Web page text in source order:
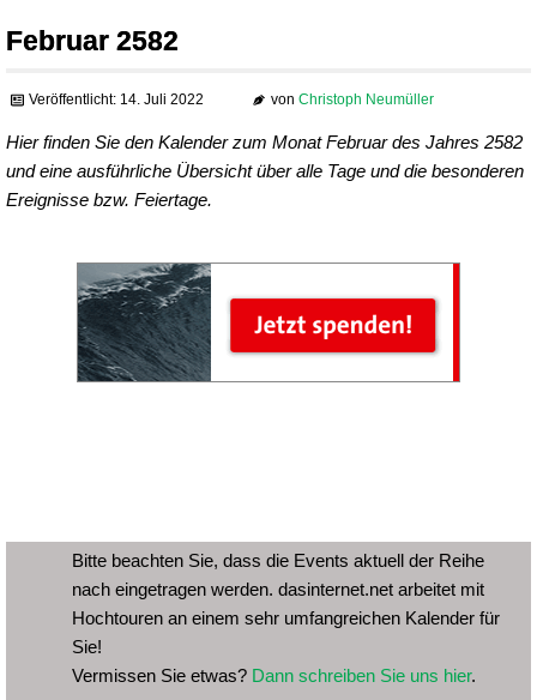
Februar 2582
Veröffentlicht: 14. Juli 2022 von Christoph Neumüller
Hier finden Sie den Kalender zum Monat Februar des Jahres 2582
und eine ausführliche Übersicht über alle Tage und die besonderen
Ereignisse bzw. Feiertage.
Bitte beachten Sie, dass die Events aktuell der Reihe
nach eingetragen werden. dasinternet.net arbeitet mit
Hochtouren an einem sehr umfangreichen Kalender für
Sie!
Vermissen Sie etwas? Dann schreiben Sie uns hier.